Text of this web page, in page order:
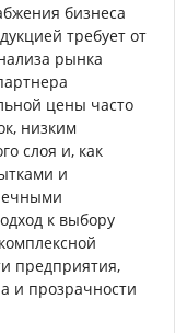
бизнеса
требует от
рынка
цены часто
низким
слоя и, как
и
к выбору
предприятия,
и прозрачности